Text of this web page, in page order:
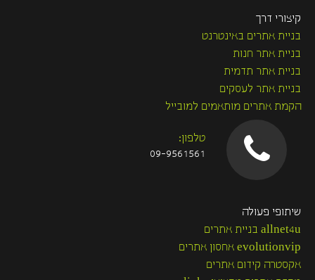
קיצורי דרך
בניית אתרים באינטרנט
בניית אתר חנות
בניית אתר תדמית
בניית אתר לעסקים
הקמת אתרים מותאמים למובייל
טלפון:
09-9561561
שיתופי פעולה
allnet4u בניית אתרים
evolutionvip אחסון אתרים
אקסטרה קידום אתרים